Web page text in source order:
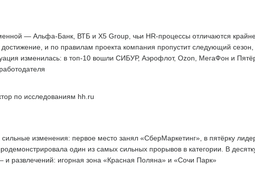
— Альфа-Банк, ВТБ и X5 Group, чьи HR-процессы отличаются
и по правилам проекта компания пропустит следующий
изменилась: в топ-10 вошли СИБУР, Аэрофлот, Ozon, МегаФон и
по исследованиям hh.ru
изменения: первое место занял «СберМаркетинг», в пятёрку
один из самых сильных прорывов в категории. В
игорная зона «Красная Поляна» и «Сочи Парк»